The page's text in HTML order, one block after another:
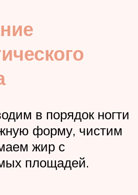
в порядок ногти
форму, чистим
жир с
площадей.